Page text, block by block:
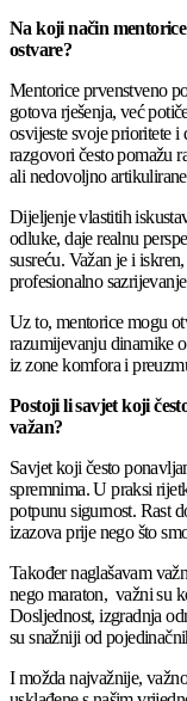
Na koji način
ostvare?
Mentorice prvenstveno
gotova rješenja, već
osvijeste svoje prioritete
razgovori često pomažu
ali nedovoljno
Dijeljenje vlastitih
odluke, daje realnu
susreću. Važan je i
profesionalno
Uz to, mentorice mogu
razumijevanju dinamike
iz zone komfora i
Postoji li savjet koji
važan?
Savjet koji često
spremnima. U praksi
potpunu sigurnost. Rast
izazova prije nego što
Također naglašavam
nego maraton, važni su
Dosljednost, izgradnja
su snažniji od
I možda najvažnije,